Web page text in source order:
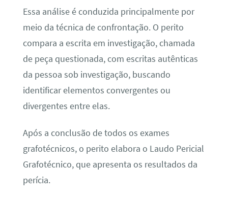
Essa análise é conduzida principalmente por
meio da técnica de confrontação. O perito
compara a escrita em investigação, chamada
de peça questionada, com escritas autênticas
da pessoa sob investigação, buscando
identificar elementos convergentes ou
divergentes entre elas.
Após a conclusão de todos os exames
grafotécnicos, o perito elabora o Laudo Pericial
Grafotécnico, que apresenta os resultados da
perícia.